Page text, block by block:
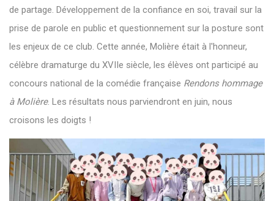
de partage. Développement de la confiance en soi, travail sur la
prise de parole en public et questionnement sur la posture sont
les enjeux de ce club. Cette année, Molière était à l'honneur,
célèbre dramaturge du XVIIe siècle, les élèves ont participé au
concours national de la comédie française Rendons hommage
à Molière. Les résultats nous parviendront en juin, nous
croisons les doigts !